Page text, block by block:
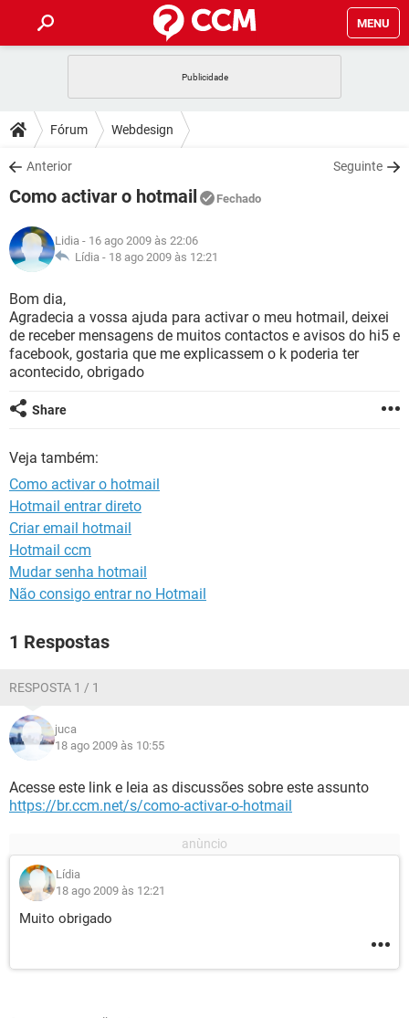
MENU
CELULAR
OUTLOOK
INSTAGRAM GMAIL
GUIA DE COMPRAS
DICAS
JOGOS
INSTAGRAM
GUIA DE COMPRAS
DOWNLOADS
JOGOS WHATSAPP
CELULAR
OUTLOOK
INSTAGRAM
GUIA DE COMPRAS
JOGOS
CELULAR
OUTLOOK
INSTAGRAM GMAIL
GUIA DE COMPRAS
GLOSSÁRIO
JOGOS
CELULAR FACEBOOK
OUTLOOK EXCEL
GUIA DE COMPRAS
Fórum Webdesign
Anterior Seguinte
Como activar o hotmail Fechado
Lidia - 16 ago 2009 às 22:06
Lídia - 18 ago 2009 às 12:21
Bom dia,
Agradecia a vossa ajuda para activar o meu hotmail, deixei
de receber mensagens de muitos contactos e avisos do hi5 e
facebook, gostaria que me explicassem o k poderia ter
acontecido, obrigado
Share
Veja também:
Como activar o hotmail
Hotmail entrar direto
Criar email hotmail
Hotmail ccm
Mudar senha hotmail
Não consigo entrar no Hotmail
1 Respostas
RESPOSTA 1 / 1
juca
18 ago 2009 às 10:55
Acesse este link e leia as discussões sobre este assunto
https://br.ccm.net/s/como-activar-o-hotmail
Lídia
18 ago 2009 às 12:21
Muito obrigado